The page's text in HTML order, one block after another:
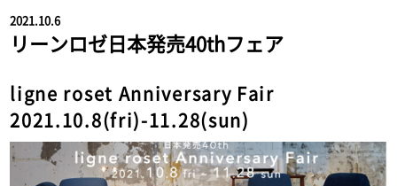
2021.10.6
リーンロゼ日本発売40thフェア
ligne roset Anniversary Fair
2021.10.8(fri)-11.28(sun)